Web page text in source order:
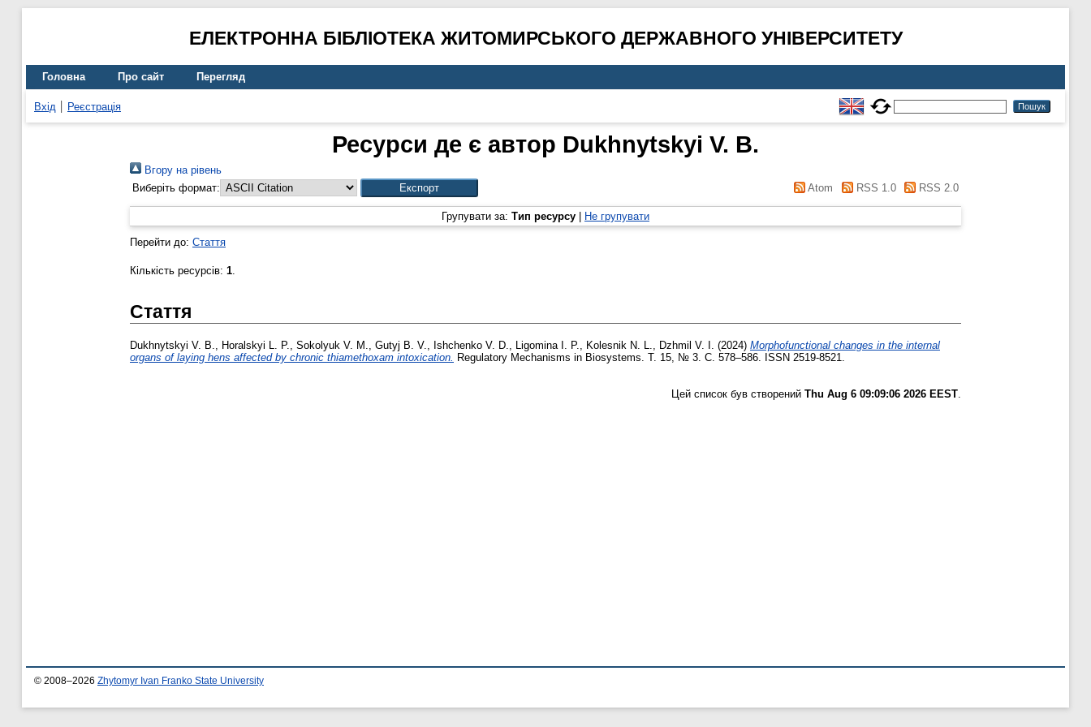
ЕЛЕКТРОННА БІБЛІОТЕКА ЖИТОМИРСЬКОГО ДЕРЖАВНОГО УНІВЕРСИТЕТУ
Головна Про сайт Перегляд
Вхід Реєстрація
Ресурси де є автор Dukhnytskyi V. B.
Вгору на рівень
Виберіть формат:
Atom RSS 1.0 RSS 2.0
Групувати за: Тип ресурсу Не групувати
Перейти до: Стаття
Кількість ресурсів: 1.
Стаття
Dukhnytskyi V. B., Horalskyi L. P., Sokolyuk V. M., Gutyj B. V., Ishchenko V. D., Ligomina I. P., Kolesnik N. L., Dzhmil V. I. (2024) Morphofunctional changes in the internal
organs of laying hens affected by chronic thiamethoxam intoxication. Regulatory Mechanisms in Biosystems. Т. 15, № 3. С. 578–586. ISSN 2519-8521.
Цей список був створений Thu Aug 6 09:09:06 2026 EEST.
© 2008–2026 Zhytomyr Ivan Franko State University